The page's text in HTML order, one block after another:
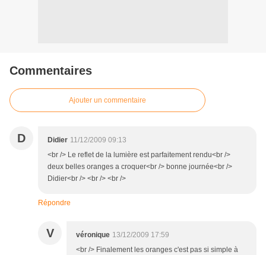
Commentaires
Ajouter un commentaire
D Didier 11/12/2009 09:13
<br /> Le reflet de la lumière est parfaitement rendu<br />
deux belles oranges a croquer<br /> bonne journée<br />
Didier<br /> <br /> <br />
Répondre
V véronique 13/12/2009 17:59
<br /> Finalement les oranges c'est pas si simple à